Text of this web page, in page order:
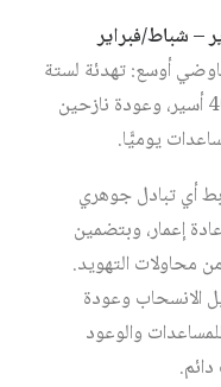
– شباط/فبراير
أوسع: تهدئة لستة
أسابيع، وإطلاق 40 محتجزًا مقابل 400 أسير، وعودة نازحين
يوميًّا.
أي تبادل جوهري
إعمار، وبتضمين
التهويد.
الانسحاب وعودة
والوعود